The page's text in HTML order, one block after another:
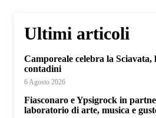
Ultimi articoli
Camporeale celebra la Sciavata,
contadini
6 Agosto 2026
Fiasconaro e Ypsigrock in
laboratorio di arte, musica e